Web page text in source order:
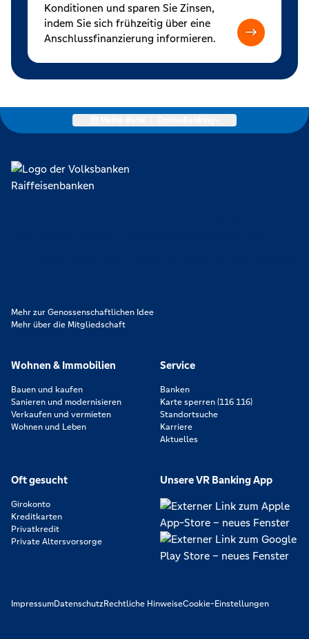
Konditionen und sparen Sie Zinsen,
indem Sie sich frühzeitig über eine
Anschlussfinanzierung informieren.
Mehr zur Genossenschaftlichen Idee
Mehr über die Mitgliedschaft
Wohnen & Immobilien
Bauen und kaufen
Sanieren und modernisieren
Verkaufen und vermieten
Wohnen und Leben
Service
Banken
Karte sperren (116 116)
Standortsuche
Karriere
Aktuelles
Oft gesucht
Girokonto
Kreditkarten
Privatkredit
Private Altersvorsorge
Unsere VR Banking App
ImpressumDatenschutzRechtliche HinweiseCookie-Einstellungen